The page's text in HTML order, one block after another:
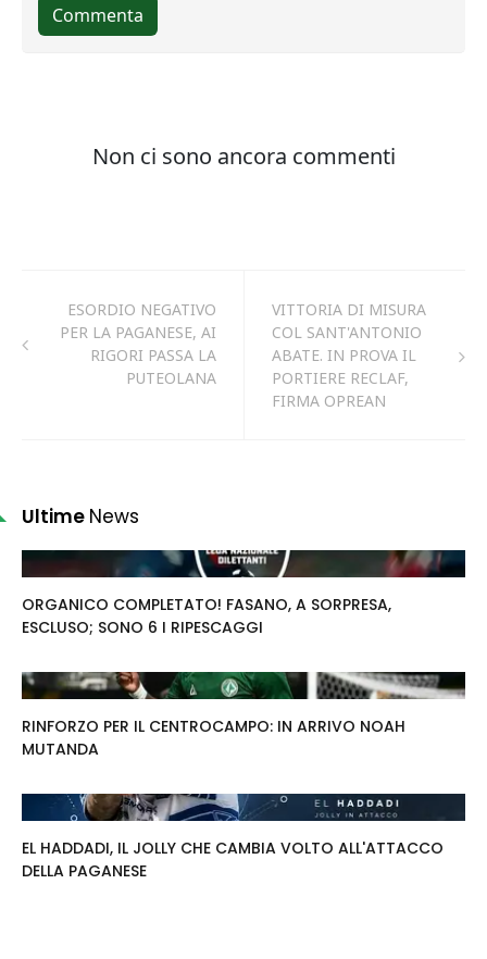
ESORDIO NEGATIVO
PER LA PAGANESE, AI
RIGORI PASSA LA
PUTEOLANA
VITTORIA DI MISURA
COL SANT'ANTONIO
ABATE. IN PROVA IL
PORTIERE RECLAF,
FIRMA OPREAN
Ultime News
ORGANICO COMPLETATO! FASANO, A SORPRESA,
ESCLUSO; SONO 6 I RIPESCAGGI
RINFORZO PER IL CENTROCAMPO: IN ARRIVO NOAH
MUTANDA
EL HADDADI, IL JOLLY CHE CAMBIA VOLTO ALL'ATTACCO
DELLA PAGANESE